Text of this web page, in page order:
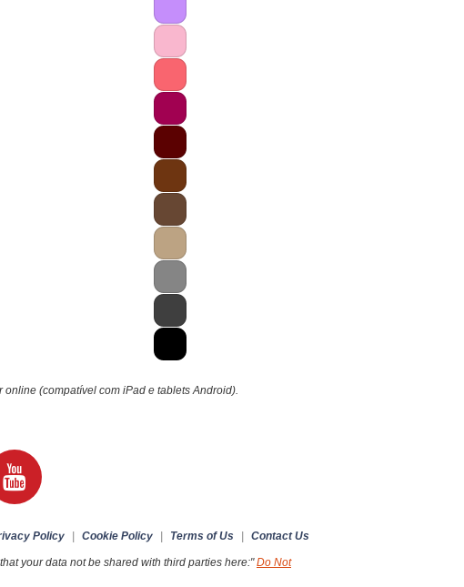
(compatível com iPad e tablets Android).
Policy | Cookie Policy | Terms of Us | Contact Us
your data not be shared with third parties here:"Do Not